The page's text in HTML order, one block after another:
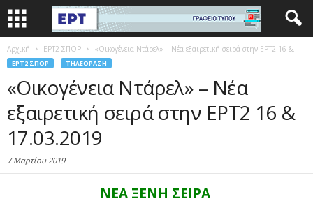
Αρχική EΡΤ2 ΣΠΟΡ «Οικογένεια Ντάρελ» – Νέα εξαιρετική σειρά στην ΕΡΤ2 16 &...
EΡΤ2 ΣΠΟΡ ΤΗΛΕΌΡΑΣΗ
«Οικογένεια Ντάρελ» – Νέα
εξαιρετική σειρά στην ΕΡΤ2 16 &
17.03.2019
7 Μαρτίου 2019
ΝΕΑ ΞΕΝΗ ΣΕΙΡΑ